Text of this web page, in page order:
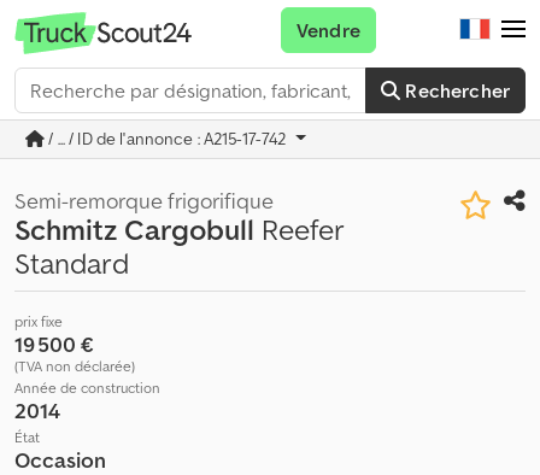
Rechercher
Vendre
/ ... / ID de l'annonce : A215-17-742
Semi-remorque frigorifique
Schmitz Cargobull Reefer
Standard
prix fixe
19 500 €
(TVA non déclarée)
Année de construction
2014
État
Occasion